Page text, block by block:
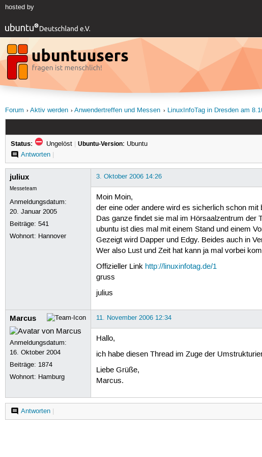
hosted by
Forum
Aktiv werden Anwendertreffen und Messen LinuxInfoTag in Dresden am
Status: Ungelöst | Ubuntu-Version: Ubuntu
Antworten|
juliux
Messeteam
Anmeldungsdatum:
20. Januar 2005
Beiträge:541
Wohnort: Hannover
3. Oktober 2006 14:26
Moin Moin,
der eine oder andere wird es sicherlich schon
Das ganze findet sie mal im Hörsaalzentrum der
ubuntu ist dies mal mit einem Stand und einem
Gezeigt wird Dapper und Edgy. Beides auch in
Wer also Lust und Zeit hat kann ja mal vorbei
Offizieller Link http://linuxinfotag.de/1
gruss
julius
Marcus
Anmeldungsdatum:
16. Oktober 2004
Beiträge: 1874
Wohnort: Hamburg
11. November 2006 12:34
Hallo,
ich habe diesen Thread im Zuge der
Liebe Grüße,
Marcus.
Antworten|